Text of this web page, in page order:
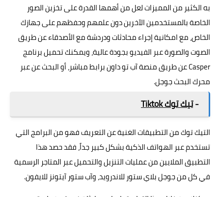
به الكثير من المميزات لعل من أهمها القدرة على تخزين الصور
الخاصة بالمستخدمين الآخرين دون علمهم وحفظهم على جهازك
الخاص، مع امكانية إجراء محادثات ودردشة مع الأصدقاء عن طريق
الصوت والصورة عبر الفيديو بجودة عالية، ويمكنك تحميل برنامج
Casper عن طريق منصة آب تو داون برابط مباشر، أو البحث عن عبر
محرك البحث جوجل.
-تيك توك Tiktok
التيك توك من التطبيقات الغنية عن التعريف فهو من البرامج التي
تستخدم عبر الهواتف الذكية بشكل كبير جداً، فقد حصد هذا
التطبيق الملايين من عمليات التنزيل والتحميل عبر المتاجر الرسمية
في كل من جوجل بلاي ستور للاندرويد، وآب ستور آيتونز للايفون.